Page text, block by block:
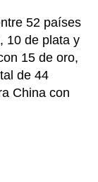
52 países
10 de plata y
15 de oro,
de 44
China con